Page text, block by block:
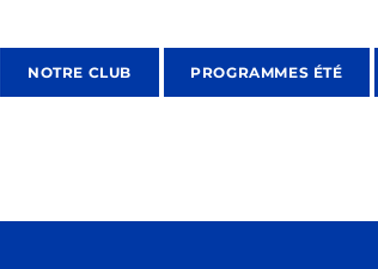
NOTRE CLUB PROGRAMMES ÉTÉ